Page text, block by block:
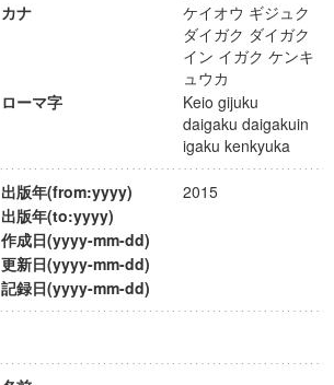
カナ
ケイオウ ギジュク
ダイガク ダイガク
イン イガク ケンキ
ュウカ
ローマ字
Keio gijuku
daigaku daigakuin
igaku kenkyuka
出版年(from:yyyy)
2015
出版年(to:yyyy)
作成日(yyyy-mm-dd)
更新日(yyyy-mm-dd)
記録日(yyyy-mm-dd)